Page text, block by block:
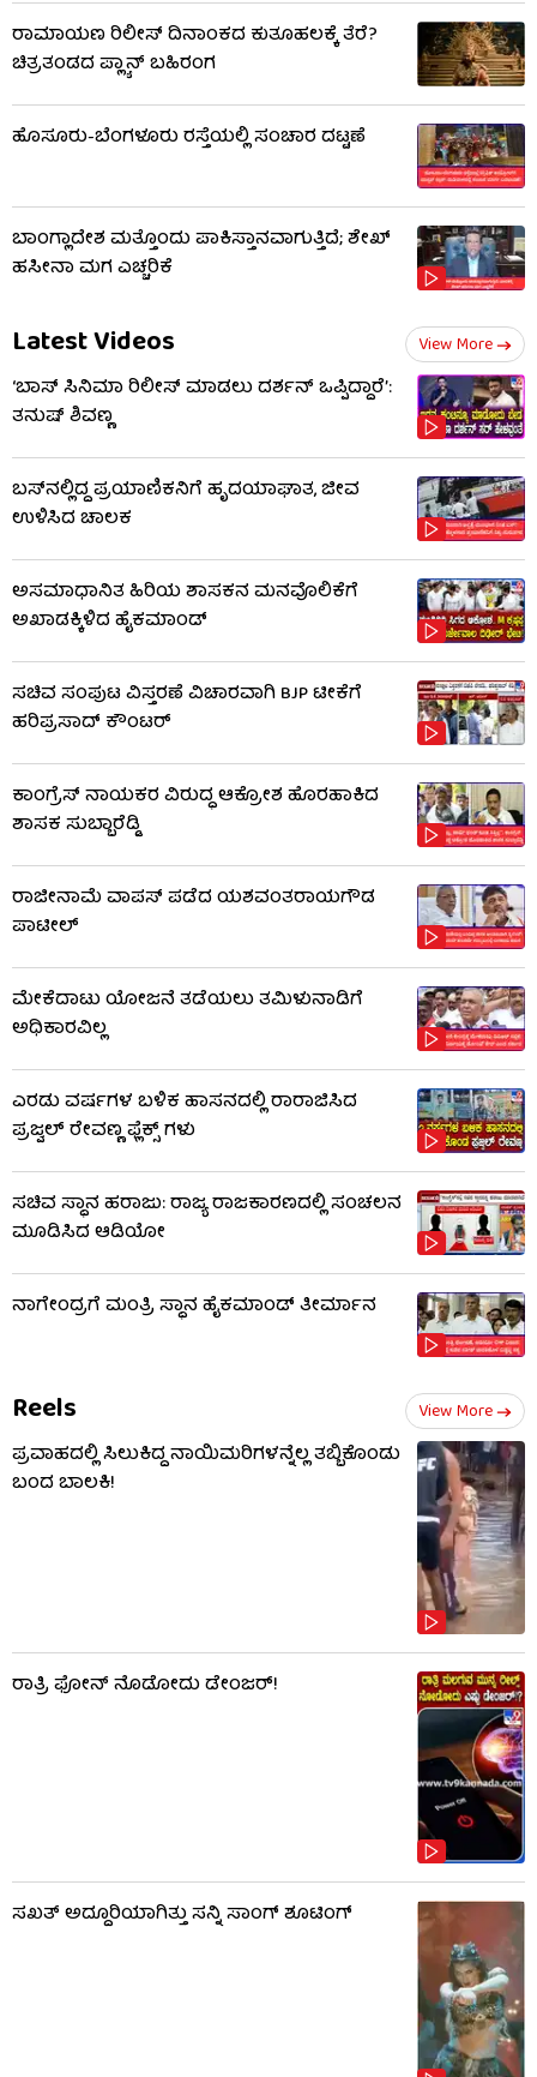
ರಾಮಾಯಣ ರಿಲೀಸ್ ದಿನಾಂಕದ ಕುತೂಹಲಕ್ಕೆ ತೆರೆ?
ಚಿತ್ರತಂಡದ ಪ್ಲ್ಯಾನ್ ಬಹಿರಂಗ
ಹೊಸೂರು-ಬೆಂಗಳೂರು ರಸ್ತೆಯಲ್ಲಿ ಸಂಚಾರ ದಟ್ಟಣೆ
ಬಾಂಗ್ಲಾದೇಶ ಮತ್ತೊಂದು ಪಾಕಿಸ್ತಾನವಾಗುತ್ತಿದೆ; ಶೇಖ್
ಹಸೀನಾ ಮಗ ಎಚ್ಚರಿಕೆ
Latest Videos View More
‘ಬಾಸ್ ಸಿನಿಮಾ ರಿಲೀಸ್ ಮಾಡಲು ದರ್ಶನ್ ಒಪ್ಪಿದ್ದಾರೆ’:
ತನುಷ್ ಶಿವಣ್ಣ
ಬಸ್‌ನಲ್ಲಿದ್ದ ಪ್ರಯಾಣಿಕನಿಗೆ ಹೃದಯಾಘಾತ, ಜೀವ
ಉಳಿಸಿದ ಚಾಲಕ
ಅಸಮಾಧಾನಿತ ಹಿರಿಯ ಶಾಸಕನ ಮನವೊಲಿಕೆಗೆ
ಅಖಾಡಕ್ಕಿಳಿದ ಹೈಕಮಾಂಡ್
ಸಚಿವ ಸಂಪುಟ ವಿಸ್ತರಣೆ ವಿಚಾರವಾಗಿ BJP ಟೀಕೆಗೆ
ಹರಿಪ್ರಸಾದ್ ಕೌಂಟರ್​​
ಕಾಂಗ್ರೆಸ್ ನಾಯಕರ ವಿರುದ್ಧ ಆಕ್ರೋಶ ಹೊರಹಾಕಿದ
ಶಾಸಕ ಸುಬ್ಬಾರೆಡ್ಡಿ
ರಾಜೀನಾಮೆ ವಾಪಸ್ ಪಡೆದ ಯಶವಂತರಾಯಗೌಡ
ಪಾಟೀಲ್
ಮೇಕೆದಾಟು ಯೋಜನೆ ತಡೆಯಲು ತಮಿಳುನಾಡಿಗೆ
ಅಧಿಕಾರವಿಲ್ಲ
ಎರಡು ವರ್ಷಗಳ ಬಳಿಕ ಹಾಸನದಲ್ಲಿ ರಾರಾಜಿಸಿದ
ಪ್ರಜ್ವಲ್ ರೇವಣ್ಣ ಫ್ಲೆಕ್ಸ್ ಗಳು
ಸಚಿವ ಸ್ಥಾನ ಹರಾಜು: ರಾಜ್ಯ ರಾಜಕಾರಣದಲ್ಲಿ ಸಂಚಲನ
ಮೂಡಿಸಿದ ಆಡಿಯೋ
ನಾಗೇಂದ್ರಗೆ ಮಂತ್ರಿ ಸ್ಥಾನ ಹೈಕಮಾಂಡ್ ತೀರ್ಮಾನ
Reels View More
ಪ್ರವಾಹದಲ್ಲಿ ಸಿಲುಕಿದ್ದ ನಾಯಿಮರಿಗಳನ್ನೆಲ್ಲ ತಬ್ಬಿಕೊಂಡು
ಬಂದ ಬಾಲಕಿ!
ರಾತ್ರಿ ಫೋನ್​​ ನೊಡೋದು ಡೇಂಜರ್!
ಸಖತ್ ಅದ್ದೂರಿಯಾಗಿತ್ತು ಸನ್ನಿ ಸಾಂಗ್ ಶೂಟಿಂಗ್